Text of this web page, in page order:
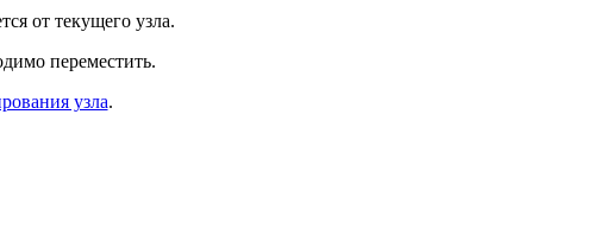
от текущего узла.
переместить.
узла.